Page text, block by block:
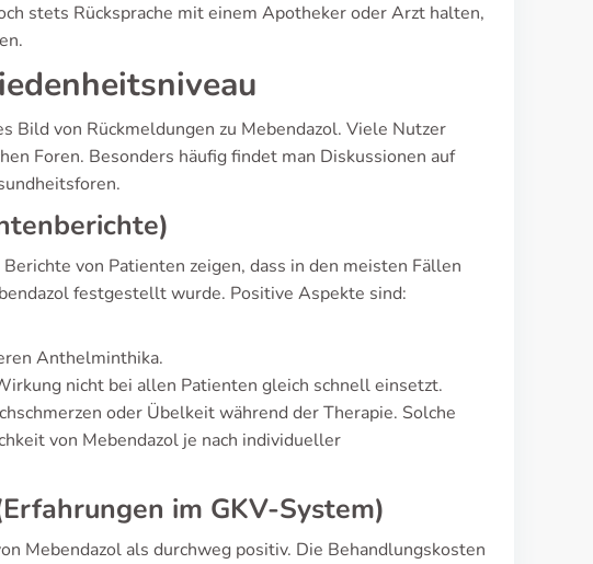
stets Rücksprache mit einem Apotheker oder Arzt halten,
Bild von Rückmeldungen zu Mebendazol. Viele Nutzer
Foren. Besonders häufig findet man Diskussionen auf
von Patienten zeigen, dass in den meisten Fällen
festgestellt wurde. Positive Aspekte sind:
Anthelminthika.
nicht bei allen Patienten gleich schnell einsetzt.
oder Übelkeit während der Therapie. Solche
von Mebendazol je nach individueller
im GKV-System)
Mebendazol als durchweg positiv. Die Behandlungskosten